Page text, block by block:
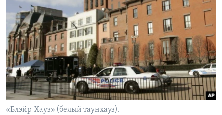
«Блэйр-Хауз» (белый таунхауз).